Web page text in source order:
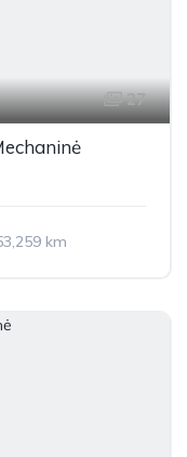
27
km